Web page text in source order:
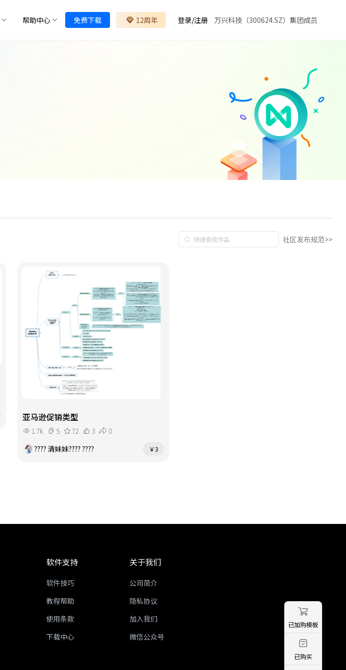
帮助中心 免费下载 12周年 登录/注册 万兴科技（300624.SZ）集团成员
社区发布规范>>
亚马逊促销类型
1.7k 5 72 3
0
???? 清妹妹???? ????
￥3
已加购模板
已购买
软件支持
软件技巧
教程帮助
使用条款
下载中心
关于我们
公司简介
隐私协议
加入我们
微信公众号